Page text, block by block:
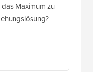
Maximum zu